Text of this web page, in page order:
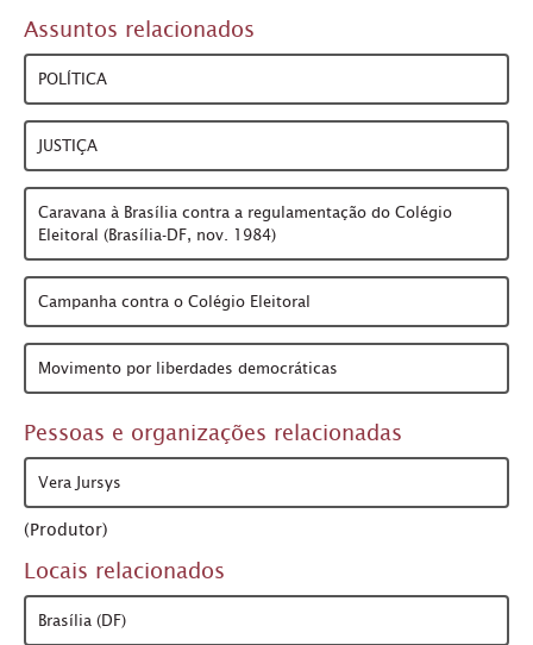
Assuntos relacionados
POLÍTICA
JUSTIÇA
Caravana à Brasília contra a regulamentação do Colégio
Eleitoral (Brasília-DF, nov. 1984)
Campanha contra o Colégio Eleitoral
Movimento por liberdades democráticas
Pessoas e organizações relacionadas
Vera Jursys
(Produtor)
Locais relacionados
Brasília (DF)